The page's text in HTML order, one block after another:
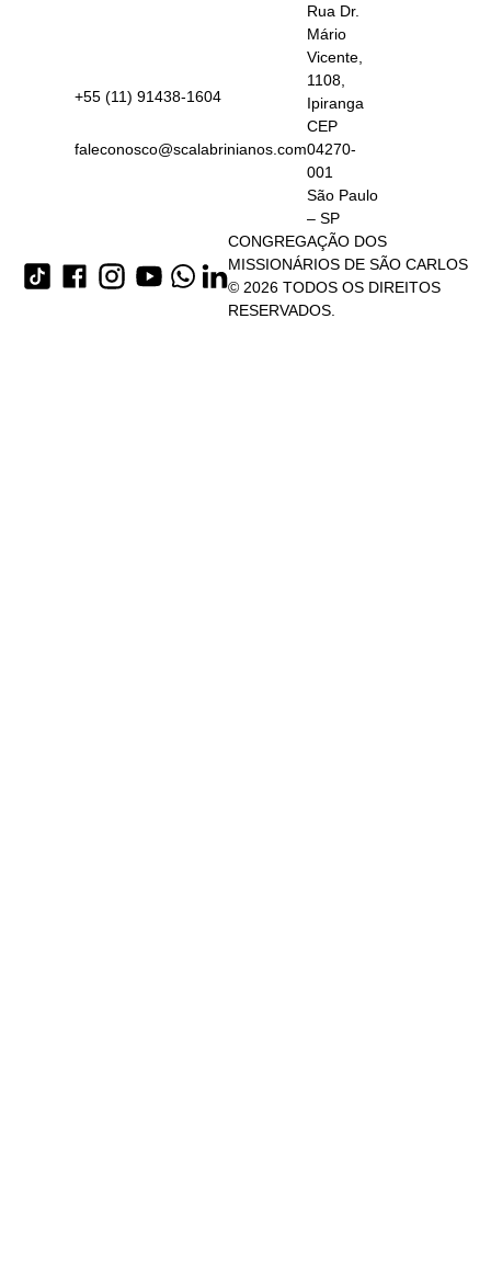
+55 (11) 91438-1604
faleconosco@scalabrinianos.com
Rua Dr.
Mário
Vicente,
1108,
Ipiranga
CEP
04270-
001
São Paulo
– SP
CONGREGAÇÃO DOS
MISSIONÁRIOS DE SÃO CARLOS
© 2026 TODOS OS DIREITOS
RESERVADOS.